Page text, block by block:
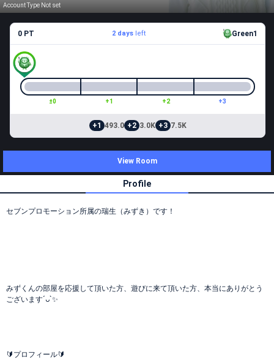
Account Type Not set
0 PT 2 daysleft Green1
±0 +1 +2 +3
+1 493.0 +2 3.0K +3 7.5K
View Room
Profile
セブンプロモーション所属の瑞生（みずき）です！
みずくんの部屋を応援して頂いた方、遊びに来て頂いた方、本当にありがとう
ございます´ᴗ`✨️
🔰プロフィール🔰